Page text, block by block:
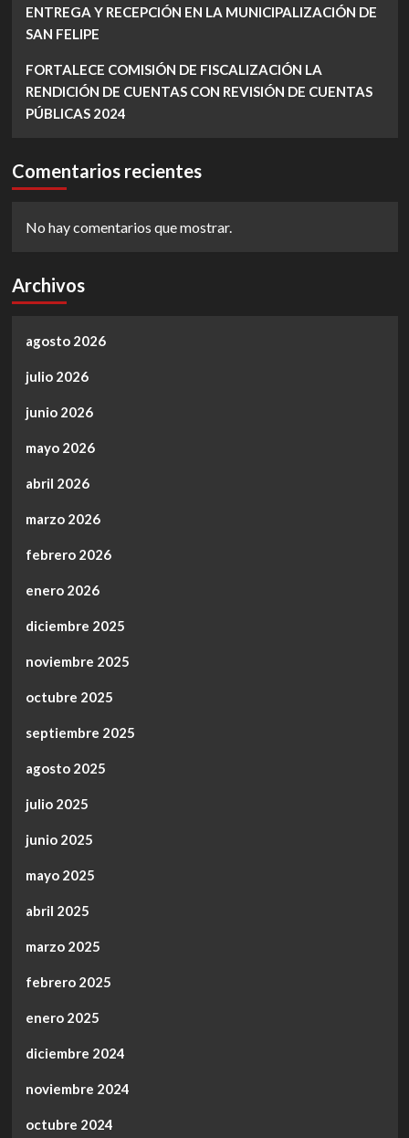
ENTREGA Y RECEPCIÓN EN LA MUNICIPALIZACIÓN DE
SAN FELIPE
FORTALECE COMISIÓN DE FISCALIZACIÓN LA
RENDICIÓN DE CUENTAS CON REVISIÓN DE CUENTAS
PÚBLICAS 2024
Comentarios recientes
No hay comentarios que mostrar.
Archivos
agosto 2026
julio 2026
junio 2026
mayo 2026
abril 2026
marzo 2026
febrero 2026
enero 2026
diciembre 2025
noviembre 2025
octubre 2025
septiembre 2025
agosto 2025
julio 2025
junio 2025
mayo 2025
abril 2025
marzo 2025
febrero 2025
enero 2025
diciembre 2024
noviembre 2024
octubre 2024